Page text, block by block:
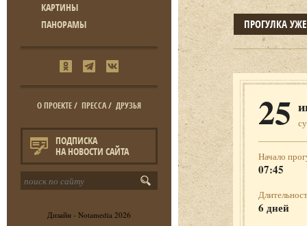
КАРТИНЫ
ПАНОРАМЫ
О ПРОЕКТЕ/ ПРЕССА/ ДРУЗЬЯ
ПОДПИСКА
НА НОВОСТИ САЙТА
Дизайн - Notamedia 2026
ПРОГУЛКА
25
Начало
07:45
6 дней